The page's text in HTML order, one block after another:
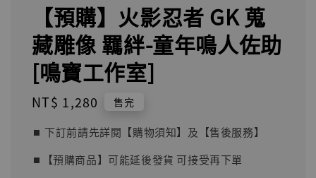
【預購】火影忍者 GK 蒐
藏雕像 羈絆-童年鳴人佐助
[鳴寶工作室]
Regular
NT$ 1,280 售完
⏹︎ 下訂前請先詳閱【購物須知】及【售後服務】
⏹︎【預購商品】可能延後發貨 可接受再下單